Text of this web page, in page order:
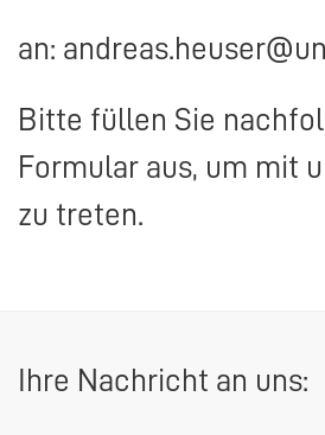
an:
Bitte füllen Sie
Formular aus, um mit
zu treten.
Ihre Nachricht an uns: